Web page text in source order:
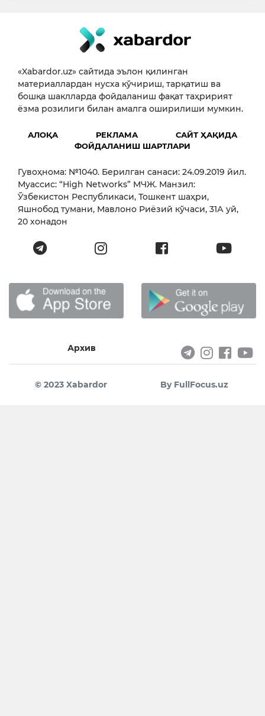
«Xabardor.uz» сайтида эълон қилинган
материаллардан нусха кўчириш, тарқатиш ва
бошқа шаклларда фойдаланиш фақат таҳририят
ёзма розилиги билан амалга оширилиши мумкин.
АЛОҚА РЕКЛАМА
САЙТ ҲАҚИДА
ФОЙДАЛАНИШ ШАРТЛАРИ
Гувоҳнома: №1040. Берилган санаси: 24.09.2019 йил.
Муассис: “High Networks” МЧЖ. Манзил:
Ўзбекистон Республикаси, Тошкент шаҳри,
Яшнобод тумани, Мавлоно Риёзий кўчаси, 31А уй,
20 хонадон
Архив
© 2023 Xabardor By FullFocus.uz